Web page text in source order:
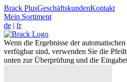
Brack PlusGeschäftskundenKontakt
Mein Sortiment
de | fr
Wenn die Ergebnisse der
verfügbar sind, verwenden Sie die
unten zur Überprüfung und die